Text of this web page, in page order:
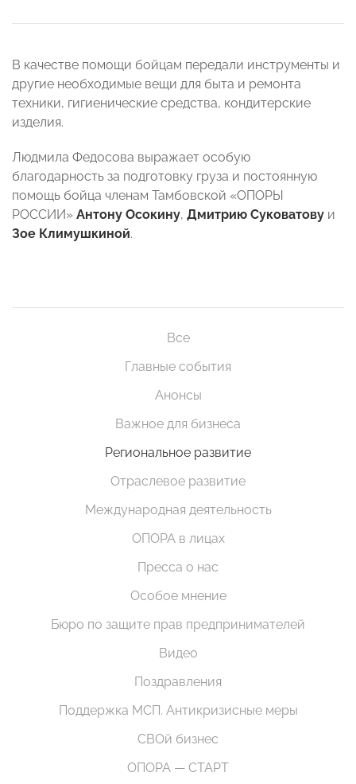
В качестве помощи бойцам передали инструменты и
другие необходимые вещи для быта и ремонта
техники, гигиенические средства, кондитерские
изделия.
Людмила Федосова выражает особую
благодарность за подготовку груза и постоянную
помощь бойца членам Тамбовской «ОПОРЫ
РОССИИ» Антону Осокину, Дмитрию Суковатову и
Зое Климушкиной.
Все
Главные события
Анонсы
Важное для бизнеса
Региональное развитие
Отраслевое развитие
Международная деятельность
ОПОРА в лицах
Пресса о нас
Особое мнение
Бюро по защите прав предпринимателей
Видео
Поздравления
Поддержка МСП. Антикризисные меры
СВОй бизнес
ОПОРА — СТАРТ